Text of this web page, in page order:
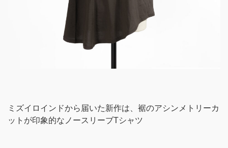
ミズイロインドから届いた新作は、裾のアシンメトリーカ
ットが印象的なノースリーブTシャツ